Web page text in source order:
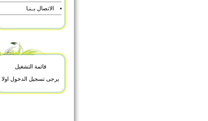
الاتصال بــنـا
قائمة التشغيل
يرجى تسجيل الدخول اولا